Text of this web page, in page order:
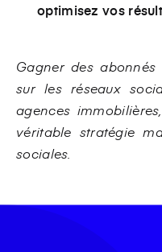
optimisez vos
Gagner des
sur les réseaux
agences
véritable stratégie
sociales.